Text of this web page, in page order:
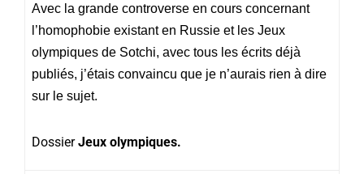
Avec la grande controverse en cours concernant
l’homophobie existant en Russie et les Jeux
olympiques de Sotchi, avec tous les écrits déjà
publiés, j’étais convaincu que je n’aurais rien à dire
sur le sujet.
DossierJeux olympiques.